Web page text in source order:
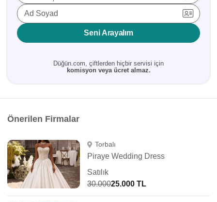
Ad Soyad
Seni Arayalım
Düğün.com, çiftlerden hiçbir servisi için
komisyon veya ücret almaz.
Önerilen Firmalar
Torbalı
Piraye Wedding Dress
Satılık
30.00025.000 TL